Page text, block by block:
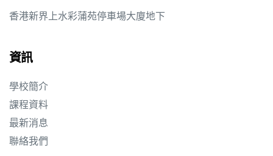
香港新界上水彩蒲苑停車場大廈地下
資訊
學校簡介
課程資料
最新消息
聯絡我們